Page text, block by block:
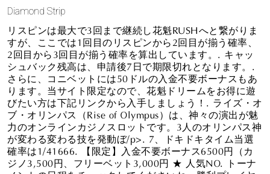
Diamond Strip
リスピンは最大で3回まで継続し花魁RUSHへと繋がりま
すが、ここでは1回目のリスピンから2回目が揃う確率、
2回目から3回目が揃う確率を算出しています。. キャッ
シュバック残高は、申請後7日で期限切れとなります。.
さらに、コニベットには50ドルの入金不要ボーナスもあ
ります。当サイト限定なので、花魁ドリームをお得に遊
びたい方は下記リンクから入手しましょう！. ライズ・オ
ブ・オリンパス（Rise of Olympus）は、神々の演出が魅
力のオンラインカジノスロットです。3人のオリンパス神
が変わる変わる技を発動ぼ/p>. 7、ドキドキタイム当選
確率は1/41666. 【限定】入金不要ボーナス6500円（カ
ジノ3,500円、フリーベット3,000円 ★ 人気NO. トーナ